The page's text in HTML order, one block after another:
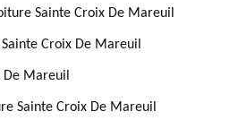
Sainte Croix De Mareuil
Croix De Mareuil
Mareuil
Sainte Croix De Mareuil